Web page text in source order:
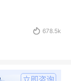
 678.5k